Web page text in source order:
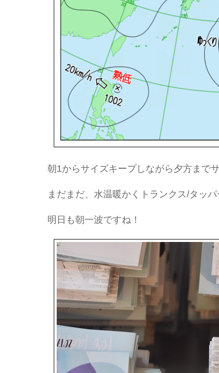
朝1からサイズキープしながら夕方まで
まだまだ、水温暖かくトランクス/タッ
明日も朝一波ですね！